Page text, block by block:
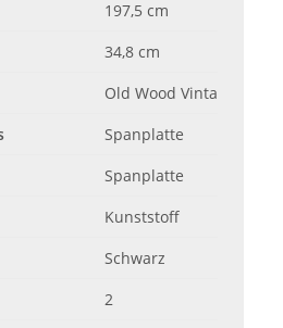
197,5 cm
34,8 cm
Old Wood Vintage
Spanplatte
Spanplatte
Kunststoff
Schwarz
2